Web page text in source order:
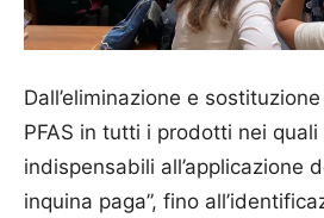
Dall’eliminazione e
PFAS in tutti i prodotti nei
indispensabili all’applicazione
inquina paga”, fino